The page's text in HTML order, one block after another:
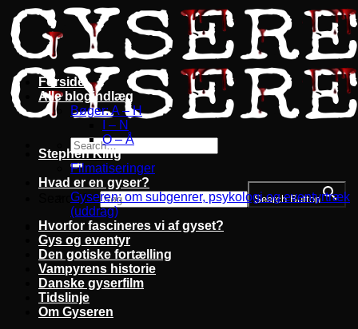
Fortsæt
til
indhold
Search for: Search Button
Forside
Alle blogindlæg
Bøger: A – H
I – N
O – Å
Stephen King
Filmatiseringer
Hvad er en gyser?
Gyseren: om subgenrer, psykologi og eventyrtræk
(uddrag)
Hvorfor fascineres vi af gyset?
Gys og eventyr
Den gotiske fortælling
Vampyrens historie
Danske gyserfilm
Tidslinje
Om Gyseren